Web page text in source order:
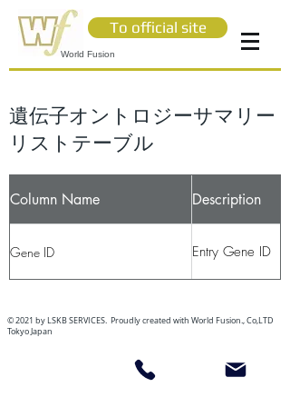
World Fusion
To official site
遺伝子オントロジーサマリー
リストテーブル
Column Name Description
Gene ID Entry Gene ID
© 2021 by LSKB SERVICES. Proudly created with World Fusion., Co,LTD
Tokyo Japan